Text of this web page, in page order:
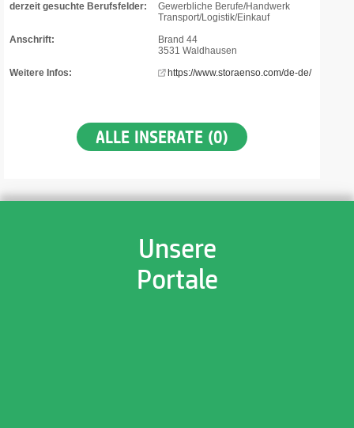
derzeit gesuchte Berufsfelder:
Gewerbliche Berufe/Handwerk
Transport/Logistik/Einkauf
Anschrift:
Brand 44
3531 Waldhausen
Weitere Infos:
https://www.storaenso.com/de-de/
ALLE INSERATE (0)
Unsere
Portale